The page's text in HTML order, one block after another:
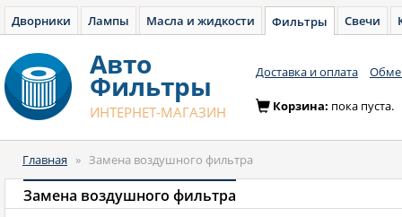
Дворники Лампы Масла и жидкости Фильтры Свечи
Авто
Фильтры
ИНТЕРНЕТ-МАГАЗИН
Доставка и оплата
Корзина: пока пуста.
Главная » Замена воздушного фильтра
Замена воздушного фильтра